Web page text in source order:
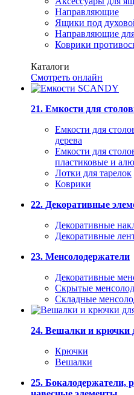
Направляющие
Ящики под
Направляющие
Коврики
Каталоги
Смотреть онлайн
21. Емкости для
Емкости для
дерева
Емкости для
пластиковые и
Лотки для тарелок
Коврики
22. Декоративные
Декоративные
Декоративные
23. Менсолодержатели
Декоративные
Скрытые
Складные
24. Вешалки и крючки
Крючки
Вешалки
25. Бокалодержатели,